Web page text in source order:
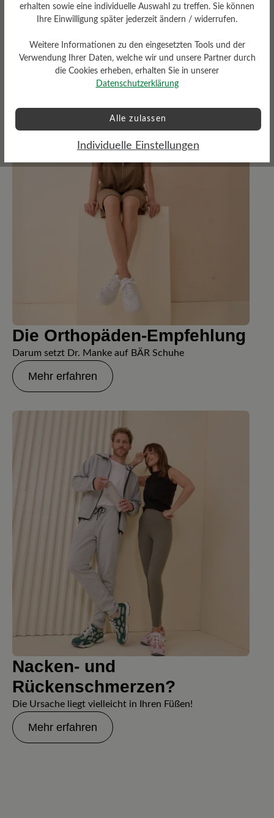
Barfuß vs. Dämpfung
Was ist besser für die Füße?
Mehr erfahren
Die Orthopäden-Empfehlung
Darum setzt Dr. Manke auf BÄR Schuhe
Mehr erfahren
Nacken- und
Rückenschmerzen?
Die Ursache liegt vielleicht in Ihren Füßen!
Mehr erfahren
erhalten sowie eine individuelle Auswahl zu treffen. Sie können
Ihre Einwilligung später jederzeit ändern / widerrufen.
Weitere Informationen zu den eingesetzten Tools und der
Verwendung Ihrer Daten, welche wir und unsere Partner durch
die Cookies erheben, erhalten Sie in unserer
Datenschutzerklärung
Alle zulassen
Individuelle Einstellungen